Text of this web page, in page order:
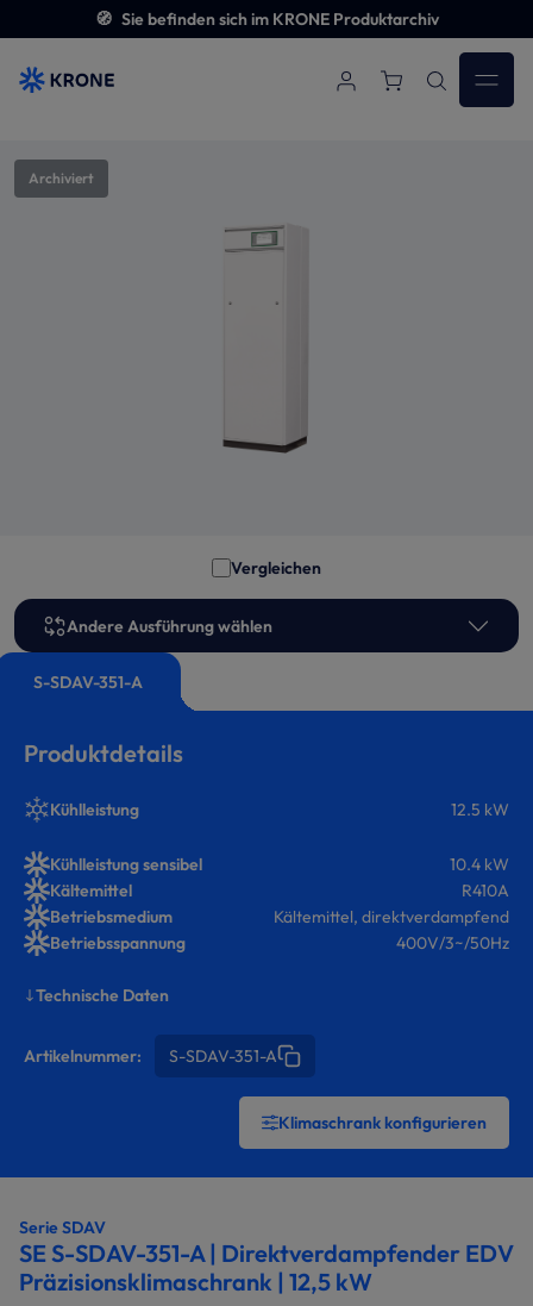
Zum Hauptinhalt springen
🧭 Sie befinden sich im KRONE Produktarchiv
Archiviert
Bildergalerie überspringen
Vergleichen
S-SDAV-351-A
Andere Ausführung wählen
Produktdetails
Kühlleistung 12.5 kW
Kühlleistung sensibel
10.4 kW
Kältemittel
R410A
Betriebsmedium
Kältemittel, direktverdampfend
Betriebsspannung
400V/3~/50Hz
Technische Daten
Artikelnummer: S-SDAV-351-A
Klimaschrank konfigurieren
Serie SDAV
SE S-SDAV-351-A | Direktverdampfender EDV
Präzisionsklimaschrank | 12,5 kW